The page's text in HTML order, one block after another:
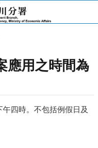
應用之時間為
四時。不包括例假日及